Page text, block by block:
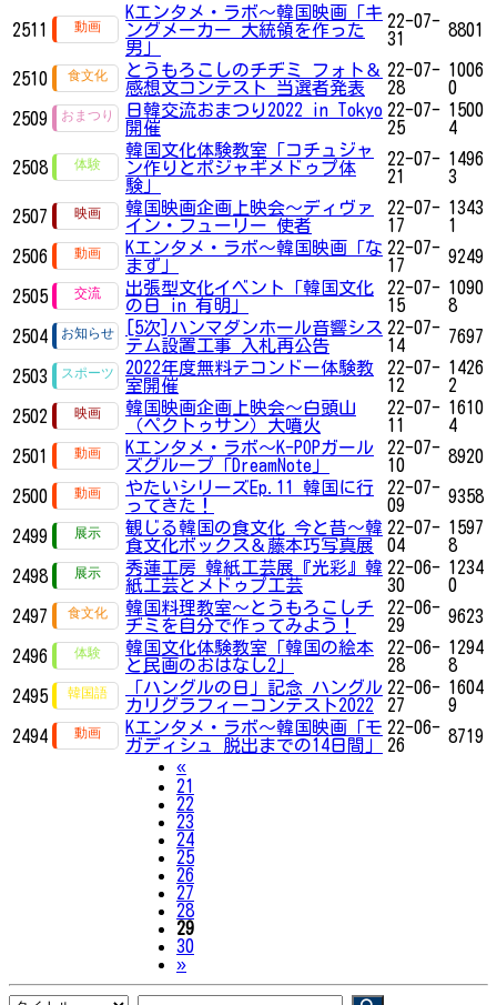
2511
Kエンタメ・ラボ～韓国映画「キ
ングメーカー 大統領を作った
男」
22-07-
31
8801
2510
とうもろこしのチヂミ フォト＆
感想文コンテスト 当選者発表
22-07-
28
1006
0
2509
日韓交流おまつり2022 in Tokyo
開催
22-07-
25
1500
4
2508
韓国文化体験教室「コチュジャ
ン作りとポジャギメドゥプ体
験」
22-07-
21
1496
3
2507
韓国映画企画上映会～ディヴァ
イン・フューリー 使者
22-07-
17
1343
1
2506
Kエンタメ・ラボ～韓国映画「な
まず」
22-07-
17
9249
2505
出張型文化イベント「韓国文化
の日 in 有明」
22-07-
15
1090
8
2504
[5次]ハンマダンホール音響シス
テム設置工事 入札再公告
22-07-
14
7697
2503
2022年度無料テコンドー体験教
室開催
22-07-
12
1426
2
2502
韓国映画企画上映会～白頭山
（ペクトゥサン）大噴火
22-07-
11
1610
4
2501
Kエンタメ・ラボ～K-POPガール
ズグループ「DreamNote」
22-07-
10
8920
2500
やたいシリーズEp.11 韓国に行
ってきた！
22-07-
09
9358
2499
観じる韓国の食文化 今と昔～韓
食文化ボックス＆藤本巧写真展
22-07-
04
1597
8
2498
秀蓮工房 韓紙工芸展『光彩』韓
紙工芸とメドゥプ工芸
22-06-
30
1234
0
2497
韓国料理教室〜とうもろこしチ
ヂミを自分で作ってみよう！
22-06-
29
9623
2496
韓国文化体験教室「韓国の絵本
と民画のおはなし2」
22-06-
28
1294
8
2495
「ハングルの日」記念 ハングル
カリグラフィーコンテスト2022
22-06-
27
1604
9
2494
Kエンタメ・ラボ～韓国映画「モ
ガディシュ 脱出までの14日間」
22-06-
26
8719
«Previous
21
22
23
24
25
26
27
28
29
30
»Next